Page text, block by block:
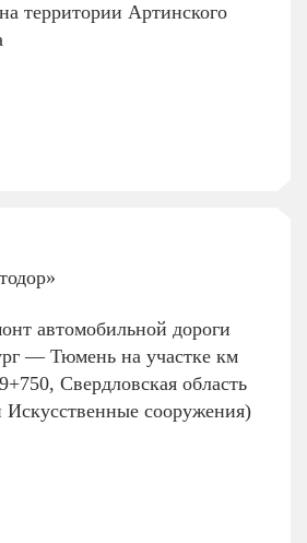
территории Артинского
автомобильной дороги
— Тюмень на участке км
Свердловская область
Искусственные сооружения)